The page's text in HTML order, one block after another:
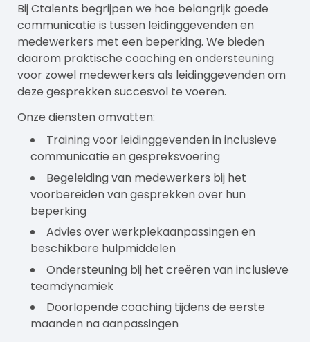
Bij Ctalents begrijpen we hoe belangrijk goede
communicatie is tussen leidinggevenden en
medewerkers met een beperking. We bieden
daarom praktische coachingen ondersteuning
voor zowel medewerkers als leidinggevenden om
deze gesprekken succesvol te voeren.
Onze diensten omvatten:
Training voor leidinggevenden in inclusieve
communicatie en gespreksvoering
Begeleiding van medewerkers bij het
voorbereiden van gesprekken over hun
beperking
Advies over werkplekaanpassingen en
beschikbare hulpmiddelen
Ondersteuning bij het creëren van inclusieve
teamdynamiek
Doorlopende coaching tijdens de eerste
maanden na aanpassingen